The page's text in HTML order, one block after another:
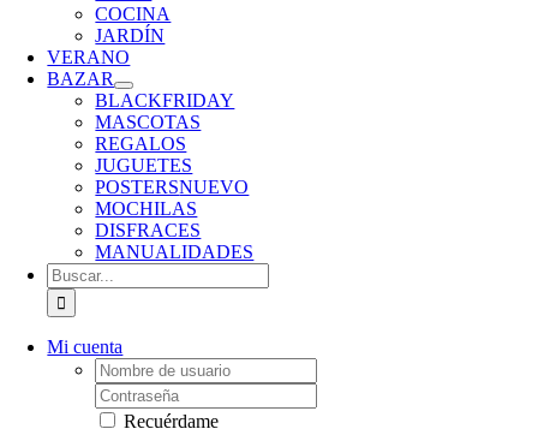
COCINA
JARDÍN
VERANO
BAZAR
BLACKFRIDAY
MASCOTAS
REGALOS
JUGUETES
POSTERSNUEVO
MOCHILAS
DISFRACES
MANUALIDADES
Buscar:
Mi cuenta
Username:
Password:
Recuérdame